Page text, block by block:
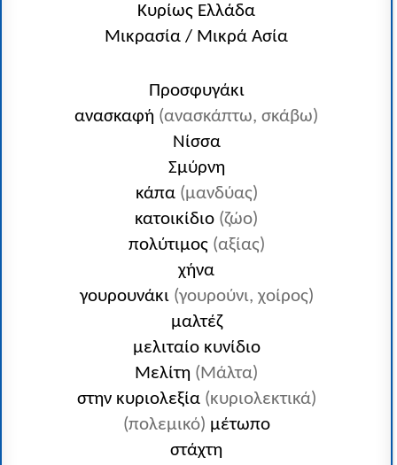
Κυρίως Ελλάδα
Μικρασία / Μικρά Ασία
Προσφυγάκι
ανασκαφή (ανασκάπτω, σκάβω)
Νίσσα
Σμύρνη
κάπα (μανδύας)
κατοικίδιο (ζώο)
πολύτιμος(αξίας)
χήνα
γουρουνάκι (γουρούνι, χοίρος)
μαλτέζ
μελιταίο κυνίδιο
Μελίτη (Μάλτα)
στην κυριολεξία (κυριολεκτικά)
(πολεμικό) μέτωπο
στάχτη